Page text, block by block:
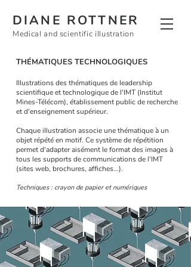
DIANE ROTTNER
Medical and scientific illustration
THÉMATIQUES TECHNOLOGIQUES
Illustrations des thématiques de leadership
scientifique et technologique de l'IMT (Institut
Mines-Télécom), établissement public de recherche
et d'enseignement supérieur.
Chaque illustration associe une thématique à un
objet répété en motif. Ce système de répétition
permet d'adapter aisément le format des images à
tous les supports de communications de l'IMT
(sites web, brochures, affiches...).
Techniques : crayon de papier et numériques